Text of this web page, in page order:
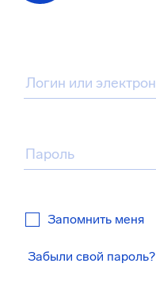
Запомнить меня
Забыли свой пароль?